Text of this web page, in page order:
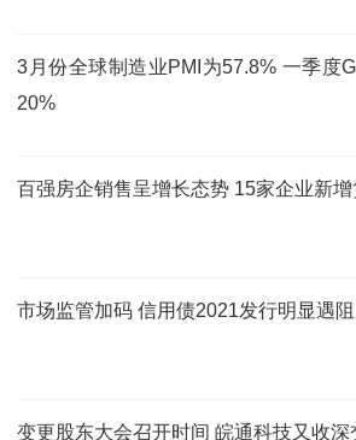
3月份全球制造业PMI为57.8% 一季度
20%
百强房企销售呈增长态势 15家企业新
市场监管加码 信用债2021发行明显遇阻
变更股东大会召开时间 皖通科技又收深